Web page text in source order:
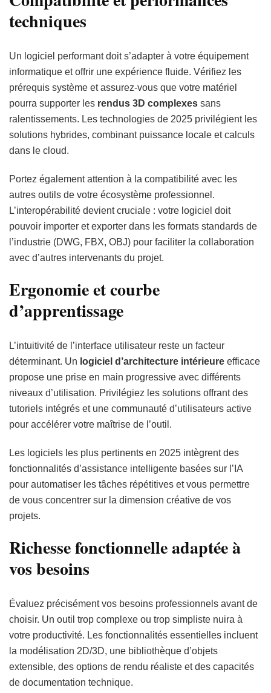
techniques
Un logiciel performant doit s’adapter à votre équipement
informatique et offrir une expérience fluide. Vérifiez les
prérequis système et assurez-vous que votre matériel
pourra supporter les rendus 3D complexes sans
ralentissements. Les technologies de 2025 privilégient les
solutions hybrides, combinant puissance locale et calculs
dans le cloud.
Portez également attention à la compatibilité avec les
autres outils de votre écosystème professionnel.
L’interopérabilité devient cruciale : votre logiciel doit
pouvoir importer et exporter dans les formats standards de
l’industrie (DWG, FBX, OBJ) pour faciliter la collaboration
avec d’autres intervenants du projet.
Ergonomie et courbe
d’apprentissage
L’intuitivité de l’interface utilisateur reste un facteur
déterminant. Un logiciel d’architecture intérieure efficace
propose une prise en main progressive avec différents
niveaux d’utilisation. Privilégiez les solutions offrant des
tutoriels intégrés et une communauté d’utilisateurs active
pour accélérer votre maîtrise de l’outil.
Les logiciels les plus pertinents en 2025 intègrent des
fonctionnalités d’assistance intelligente basées sur l’IA
pour automatiser les tâches répétitives et vous permettre
de vous concentrer sur la dimension créative de vos
projets.
Richesse fonctionnelle adaptée à
vos besoins
Évaluez précisément vos besoins professionnels avant de
choisir. Un outil trop complexe ou trop simpliste nuira à
votre productivité. Les fonctionnalités essentielles incluent
la modélisation 2D/3D, une bibliothèque d’objets
extensible, des options de rendu réaliste et des capacités
de documentation technique.